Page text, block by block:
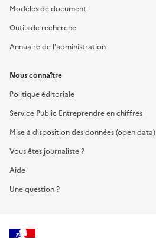
Modèles de document
Outils de recherche
Annuaire de l'administration
Nous connaître
Politique éditoriale
Service Public Entreprendre en chiffres
Mise à disposition des données (open data)
Vous êtes journaliste ?
Aide
Une question ?